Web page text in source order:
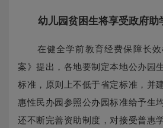
幼儿园贫困生将享受政府助
在健全学前教育经费保障长效
案》提出，各地要制定本地公办园
标准，原则上不低于省定标准，并
惠性民办园参照公办园标准给予生
还不断完善资助制度，对接受普惠